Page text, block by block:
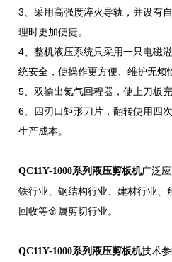
3、采用高强度淬火导轨，并设有
理时更加便捷。
4、整机液压系统只采用一只电磁
统安全，使操作更方便、维护无烦
5、双输出氮气回程器，使上刀板
6、四刃口矩形刀片，翻转使用四
生产成本。
QC11Y-1000系列液压剪板机广泛
铁行业、钢结构行业、建材行业、
回收等金属剪切行业。
QC11Y-1000系列液压剪板机技术参